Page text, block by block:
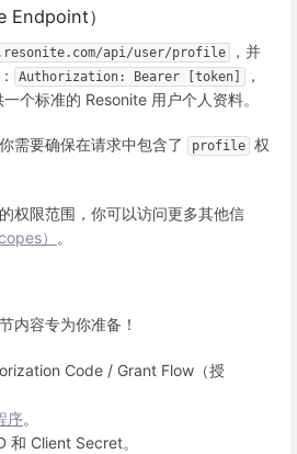
Endpoint）
api/user/profile
，并
Authorization: Bearer [token]
，
个标准的 Resonite 用户个人资料。
需要确保在请求中包含了 profile 权
权限范围，你可以访问更多其他信
） 。
内容专为你准备！
Code / Grant Flow（授
序。
和 Client Secret。